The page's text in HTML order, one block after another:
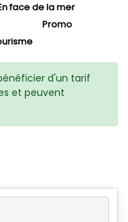
face de la mer
Promo
d'un tarif
et peuvent